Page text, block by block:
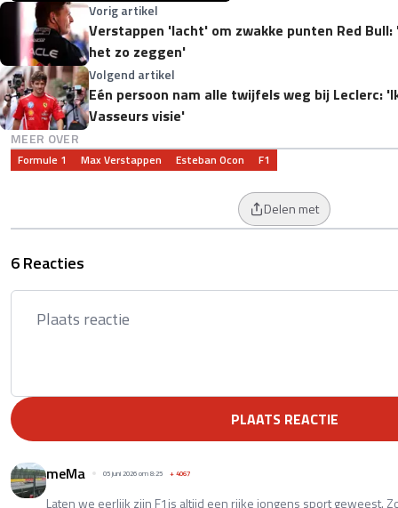
Vorig artikel
Verstappen 'lacht' om zwakke punten Red
het zo zeggen'
Volgend artikel
Eén persoon nam alle twijfels weg bij Leclerc:
Vasseurs visie'
MEER OVER
Formule 1 Max Verstappen Esteban Ocon F1
Delen met
6 Reacties
PLAATS REACTIE
meMa 05 juni 2026 om 8:25 +4067
Laten we eerlijk zijn F1is altijd een rijke jongens sport geweest.